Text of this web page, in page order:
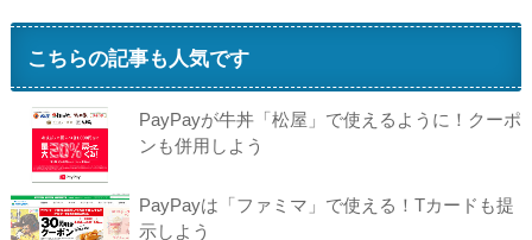
こちらの記事も人気です
PayPayが牛丼「松屋」で使えるように！クーポ
ンも併用しよう
PayPayは「ファミマ」で使える！Tカードも提
示しよう